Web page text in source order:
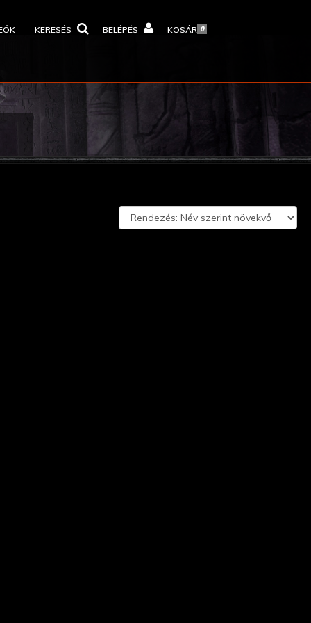
KERESÉS BELÉPÉS KOSÁR 0